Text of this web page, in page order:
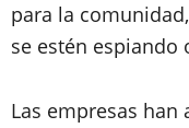
para la
se estén espiando
Las empresas